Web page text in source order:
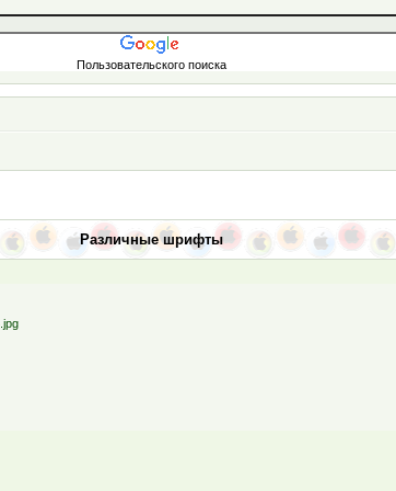
Пользовательского поиска
Различные шрифты